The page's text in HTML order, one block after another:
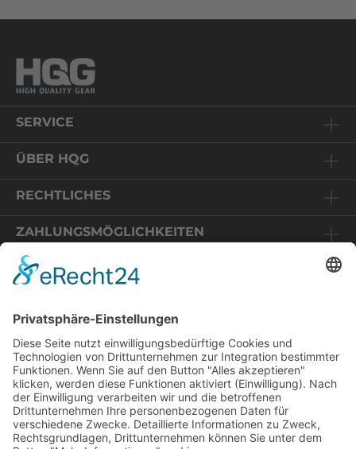
Relaunch HQG-Shop
Wir freuen uns, dass Sie uns wieder
besuchen! Wir haben unseren Shop
technisch komplett überarbeitet.
Um Ihre Daten zu schützen, bitten wir
Sie Ihr Passwort zu aktualisieren. Nutzen
Sie dazu den "Passwort aktualisieren"-
SERVICE
ÜBER HQG
RECHTLICHES
ZAHLUNGSMÖGLICHKEITEN
Sie befinden sich auf einem Online-Shop in Deutschland.
Die angezeigten Preise enthalten daher 19% MwSt und
werden im Zuge des Bestellvorganges auf Basis der EU-
Mehrwertsteuervorschriften für Fernverkäufe mit dem
MwSt-Satz Ihrer Lieferanschrift umgerechnet.
* Alle Preise inkl. gesetzl. Mehrwertsteuer zzgl.